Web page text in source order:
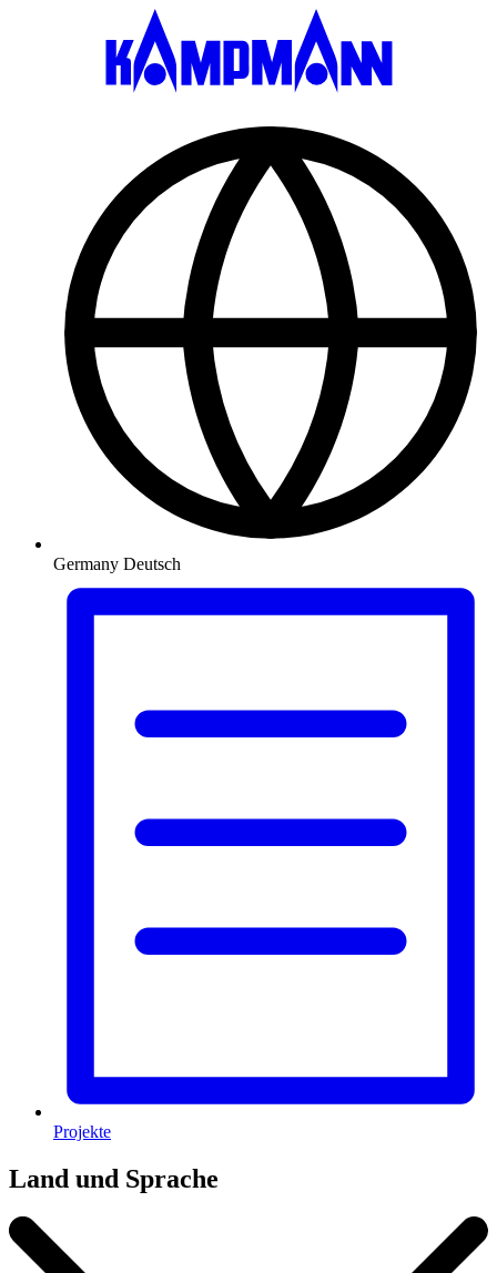
Germany Deutsch
Projekte
Land und Sprache